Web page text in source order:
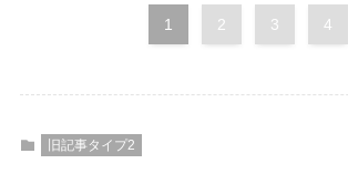
1 2 3 4
旧記事タイプ2